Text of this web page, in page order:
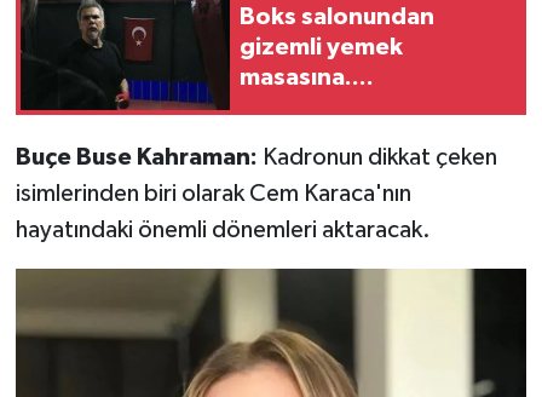
Boks salonundan
gizemli yemek
masasına....
Buçe Buse Kahraman: Kadronun dikkat çeken
isimlerinden biri olarak Cem Karaca'nın
hayatındaki önemli dönemleri aktaracak.